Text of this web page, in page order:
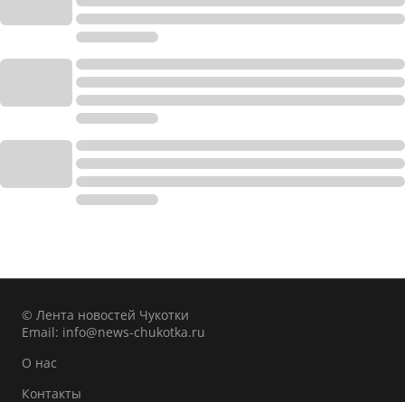
© Лента новостей Чукотки
Email: info@news-chukotka.ru
О нас
Контакты